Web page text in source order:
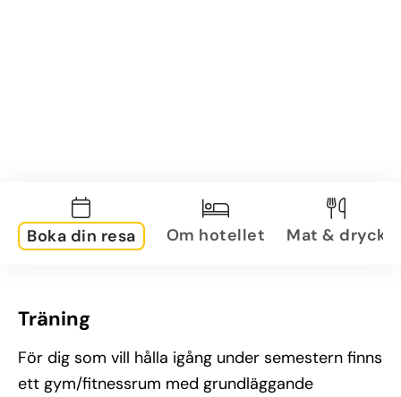
Boka din resa Om hotellet Mat & dryck
Träning
För dig som vill hålla igång under semestern finns
ett gym/fitnessrum med grundläggande